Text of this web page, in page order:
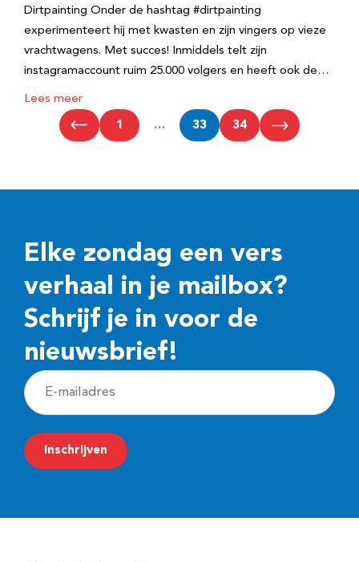
Dirtpainting Onder de hashtag #dirtpainting
experimenteert hij met kwasten en zijn vingers op vieze
vrachtwagens. Met succes! Inmiddels telt zijn
instagramaccount ruim 25.000 volgers en heeft ook de…
Lees meer
1 … 33 34
Elke zondag een vers
verhaal in je mailbox?
Schrijf je in voor de
nieuwsbrief!
E
-
m
a
Inschrijven